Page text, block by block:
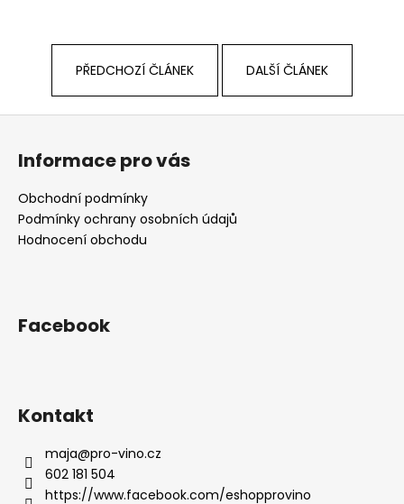
PŘEDCHOZÍ ČLÁNEK DALŠÍ ČLÁNEK
u
e
e
2024
Z
Informace pro vás
Obchodní podmínky
Podmínky ochrany osobních údajů
Hodnocení obchodu
Facebook
Kontakt
maja@pro-vino.cz
602 181 504
https://www.facebook.com/eshopprovino